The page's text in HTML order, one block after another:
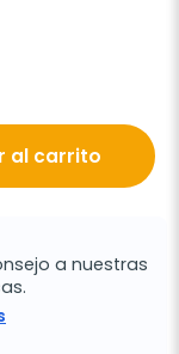
al carrito
a nuestras